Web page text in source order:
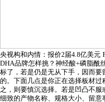
央视构和内情：报价2届4.8亿美元
DHA品牌怎样挑？神经酸+磷脂酰
标了，若是仍是无从下手，因而
的。下面几点是你正在选择板材
之，则要慎沉选择。若是凹凸不
细致的产物名称、规格大小、留意